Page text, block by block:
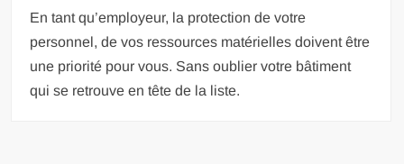
En tant qu’employeur, la protection de votre
personnel, de vos ressources matérielles doivent être
une priorité pour vous. Sans oublier votre bâtiment
qui se retrouve en tête de la liste.